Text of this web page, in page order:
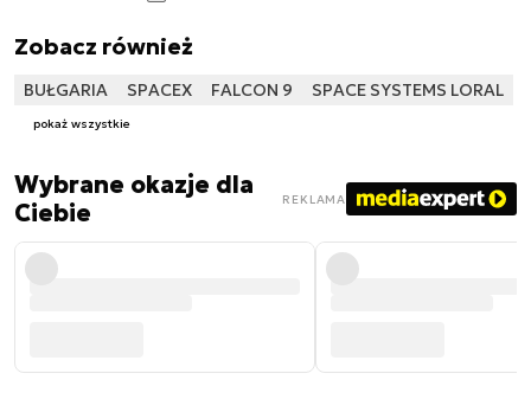
Zobacz również
BUŁGARIA SPACEX FALCON 9 SPACE SYSTEMS LORAL
pokaż wszystkie
Wybrane okazje dla
Ciebie
REKLAMA